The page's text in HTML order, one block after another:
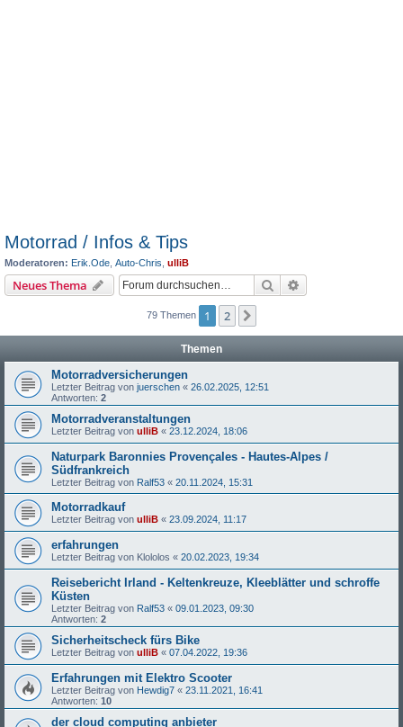
Motorrad / Infos & Tips
Moderatoren: Erik.Ode Auto-Chris ulliB
Neues Thema Suche
79 Themen 1 2
Themen
Motorradversicherungen
Letzter Beitrag von juerschen « 26.02.2025, 12:51
Antworten: 2
Motorradveranstaltungen
Letzter Beitrag von ulliB « 23.12.2024, 18:06
Naturpark Baronnies Provençales - Hautes-Alpes /
Südfrankreich
Letzter Beitrag von Ralf53 « 20.11.2024, 15:31
Motorradkauf
Letzter Beitrag von ulliB « 23.09.2024, 11:17
erfahrungen
Letzter Beitrag von Klololos « 20.02.2023, 19:34
Reisebericht Irland - Keltenkreuze, Kleeblätter und schroffe
Küsten
Letzter Beitrag von Ralf53 « 09.01.2023, 09:30
Antworten: 2
Sicherheitscheck fürs Bike
Letzter Beitrag von ulliB « 07.04.2022, 19:36
Erfahrungen mit Elektro Scooter
Letzter Beitrag von Hewdig7 « 23.11.2021, 16:41
Antworten: 10
der cloud computing anbieter